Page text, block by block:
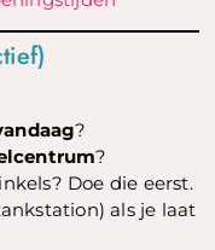
?
?
Doe die eerst.
als je laat